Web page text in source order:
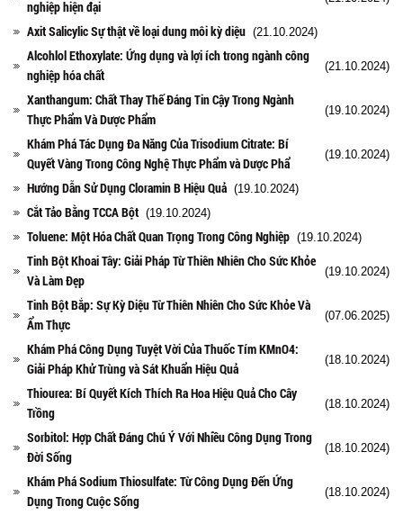
nghiệp hiện đại
Axit Salicylic Sự thật về loại dung môi kỳ diệu (21.10.2024)
Alcohlol Ethoxylate: Ứng dụng và lợi ích trong ngành công
nghiệp hóa chất
(21.10.2024)
Xanthangum: Chất Thay Thế Đáng Tin Cậy Trong Ngành
Thực Phẩm Và Dược Phẩm
(19.10.2024)
Khám Phá Tác Dụng Đa Năng Của Trisodium Citrate: Bí
Quyết Vàng Trong Công Nghệ Thực Phẩm và Dược Phẩ
(19.10.2024)
Hướng Dẫn Sử Dụng Cloramin B Hiệu Quả (19.10.2024)
Cắt Tảo Bằng TCCA Bột (19.10.2024)
Toluene: Một Hóa Chất Quan Trọng Trong Công Nghiệp (19.10.2024)
Tinh Bột Khoai Tây: Giải Pháp Từ Thiên Nhiên Cho Sức Khỏe
Và Làm Đẹp
(19.10.2024)
Tinh Bột Bắp: Sự Kỳ Diệu Từ Thiên Nhiên Cho Sức Khỏe Và
Ẩm Thực
(07.06.2025)
Khám Phá Công Dụng Tuyệt Vời Của Thuốc Tím KMnO4:
Giải Pháp Khử Trùng và Sát Khuẩn Hiệu Quả
(18.10.2024)
Thiourea: Bí Quyết Kích Thích Ra Hoa Hiệu Quả Cho Cây
Trồng
(18.10.2024)
Sorbitol: Hợp Chất Đáng Chú Ý Với Nhiều Công Dụng Trong
Đời Sống
(18.10.2024)
Khám Phá Sodium Thiosulfate: Từ Công Dụng Đến Ứng
Dụng Trong Cuộc Sống
(18.10.2024)